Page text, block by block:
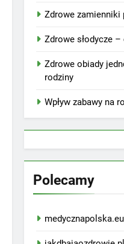
Zdrowe zamienniki
Zdrowe słodycze
Zdrowe obiady
rodziny
Wpływ zabawy na
Polecamy
medycznapolska.eu